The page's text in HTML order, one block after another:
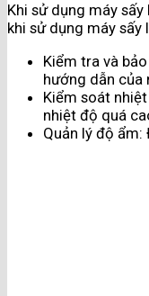
Khi sử dụng máy
khi sử dụng máy sấy
Kiểm tra và
hướng dẫn của
Kiểm soát
nhiệt độ quá
Quản lý độ